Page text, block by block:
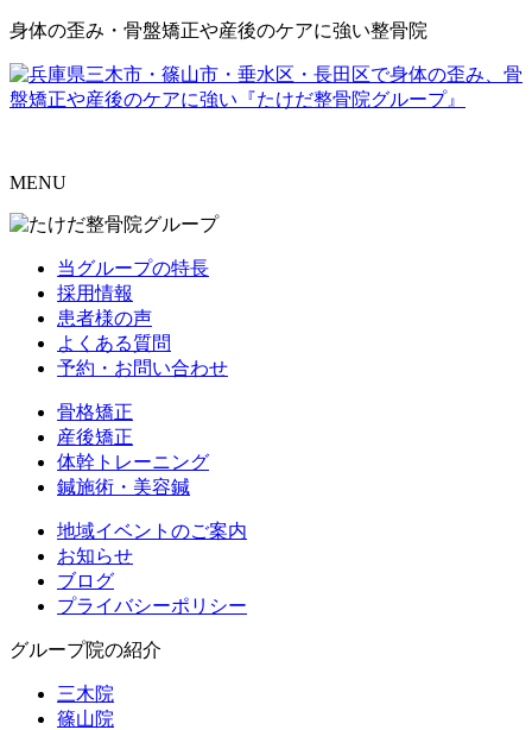
身体の歪み・骨盤矯正や産後のケアに強い整骨院
MENU
当グループの特長
採用情報
患者様の声
よくある質問
予約・お問い合わせ
骨格矯正
産後矯正
体幹トレーニング
鍼施術・美容鍼
地域イベントのご案内
お知らせ
ブログ
プライバシーポリシー
グループ院の紹介
三木院
篠山院